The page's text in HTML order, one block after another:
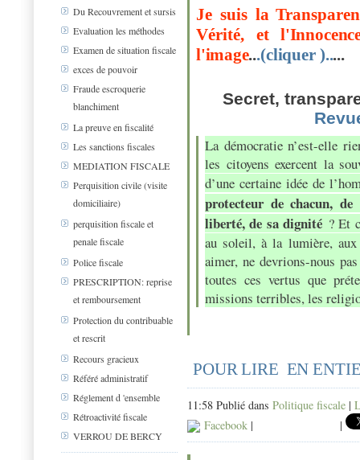
Du Recouvrement et sursis
Evaluation les méthodes
Examen de situation fiscale
exces de pouvoir
Fraude escroquerie
blanchiment
La preuve en fiscalité
Les sanctions fiscales
MEDIATION FISCALE
Perquisition civile (visite
domiciliaire)
perquisition fiscale et
penale fiscale
Police fiscale
PRESCRIPTION: reprise
et remboursement
Protection du contribuable
et rescrit
Recours gracieux
Référé administratif
Réglement d 'ensemble
Rétroactivité fiscale
VERROU DE BERCY
Je suis la
Vérité, etl'I
l'image...(cliquer ).....
Secret,
La démocratie n’est-elle
les citoyens exercent la
d’une certaine idée de
protecteur de chacun,
liberté, de sa dignité ? Et
au soleil, à la lumière, aux
aimer, ne devrions-nous
toutes ces vertus que
missions terribles, les
POUR LIRE EN
11:58 Publié dans Politique fiscale |
Facebook | |